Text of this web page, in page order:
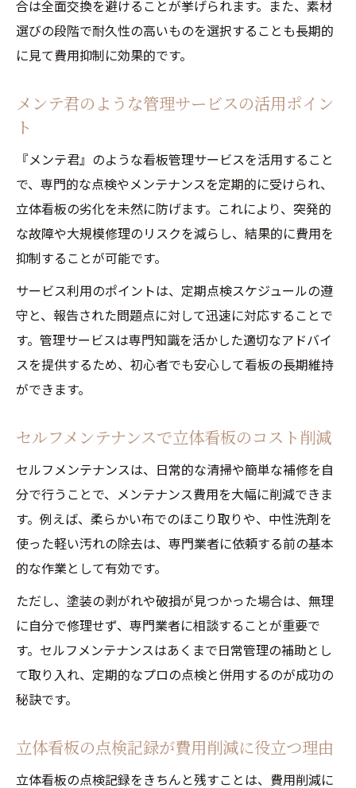
合は全面交換を避けることが挙げられます。また、素材
選びの段階で耐久性の高いものを選択することも長期的
に見て費用抑制に効果的です。
メンテ君のような管理サービスの活用ポイン
ト
『メンテ君』のような看板管理サービスを活用すること
で、専門的な点検やメンテナンスを定期的に受けられ、
立体看板の劣化を未然に防げます。これにより、突発的
な故障や大規模修理のリスクを減らし、結果的に費用を
抑制することが可能です。
サービス利用のポイントは、定期点検スケジュールの遵
守と、報告された問題点に対して迅速に対応することで
す。管理サービスは専門知識を活かした適切なアドバイ
スを提供するため、初心者でも安心して看板の長期維持
ができます。
セルフメンテナンスで立体看板のコスト削減
セルフメンテナンスは、日常的な清掃や簡単な補修を自
分で行うことで、メンテナンス費用を大幅に削減できま
す。例えば、柔らかい布でのほこり取りや、中性洗剤を
使った軽い汚れの除去は、専門業者に依頼する前の基本
的な作業として有効です。
ただし、塗装の剥がれや破損が見つかった場合は、無理
に自分で修理せず、専門業者に相談することが重要で
す。セルフメンテナンスはあくまで日常管理の補助とし
て取り入れ、定期的なプロの点検と併用するのが成功の
秘訣です。
立体看板の点検記録が費用削減に役立つ理由
立体看板の点検記録をきちんと残すことは、費用削減に